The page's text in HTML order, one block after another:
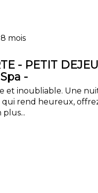
mois
- PETIT
-
et inoubliable. Une
rend heureux,